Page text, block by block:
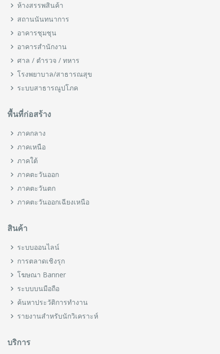
ห้างสรรพสินค้า
สถานนันทนาการ
อาคารชุมชุน
อาคารสำนักงาน
ศาล / ตำรวจ / ทหาร
โรงพยาบาล/สาธารณสุข
ระบบสาธารณูปโภค
พื้นที่ก่อสร้าง
ภาคกลาง
ภาคเหนือ
ภาคใต้
ภาคตะวันออก
ภาคตะวันตก
ภาคตะวันออกเฉียงเหนือ
สินค้า
ระบบออนไลน์
การตลาดเชิงรุก
โฆษณา Banner
ระบบบนมือถือ
ค้นหาประวัติการทำงาน
รายงานสำหรับนักวิเคราะห์
บริการ